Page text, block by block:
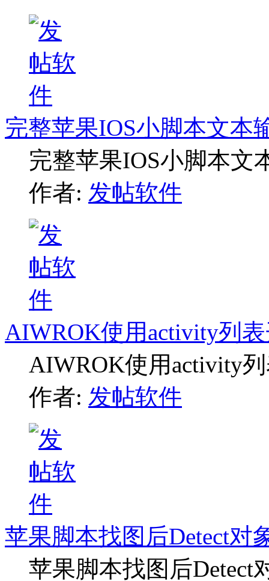
完整苹果IOS小脚本文本
完整苹果IOS小脚本文
作者: 发帖软件
AIWROK使用activity列
AIWROK使用activity
作者: 发帖软件
苹果脚本找图后Detect对
苹果脚本找图后Detect